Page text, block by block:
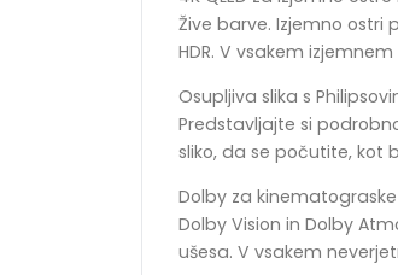
Žive barve. Izjemno ostri
HDR. V vsakem
Osupljiva slika s
Predstavljajte si
sliko, da se počutite, kot
Dolby za
Dolby Vision in Dolby
ušesa. V vsakem